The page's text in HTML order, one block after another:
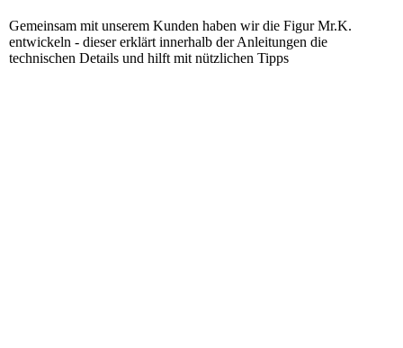
Gemeinsam mit unserem Kunden haben wir die Figur Mr.K.
entwickeln - dieser erklärt innerhalb der Anleitungen die
technischen Details und hilft mit nützlichen Tipps